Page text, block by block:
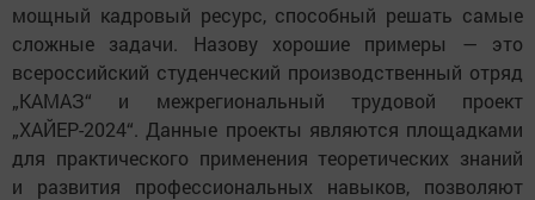
мощный кадровый ресурс, способный решать самые
сложные задачи. Назову хорошие примеры — это
всероссийский студенческий производственный отряд
„КАМАЗ“ и межрегиональный трудовой проект
„ХАЙЕР-2024“. Данные проекты являются площадками
для практического применения теоретических знаний
и развития профессиональных навыков, позволяют